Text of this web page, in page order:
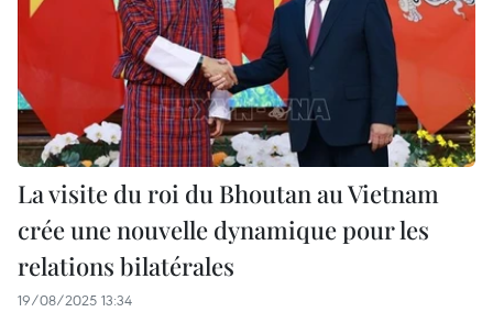
La visite du roi du Bhoutan au Vietnam
crée une nouvelle dynamique pour les
relations bilatérales
19/08/2025 13:34